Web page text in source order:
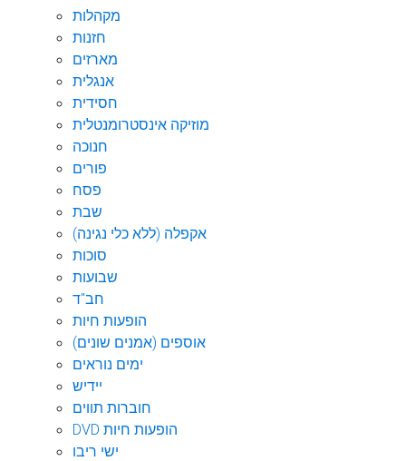
מקהלות
חזנות
מארזים
אנגלית
חסידית
מוזיקה אינסטרומנטלית
חנוכה
פורים
פסח
שבת
אקפלה (ללא כלי נגינה)
סוכות
שבועות
חב"ד
הופעות חיות
אוספים (אמנים שונים)
ימים נוראים
יידיש
חוברות תווים
DVD הופעות חיות
ישי ריבו